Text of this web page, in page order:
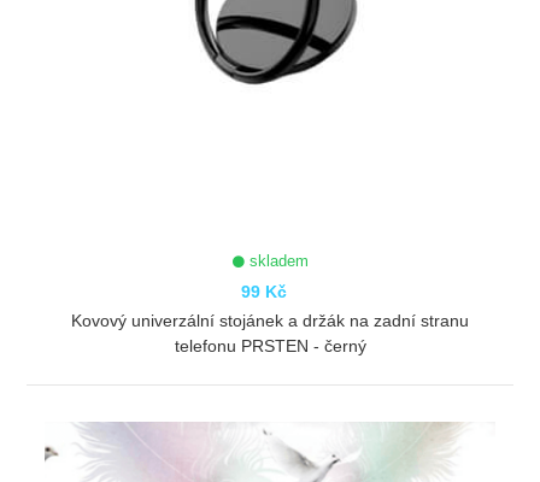
skladem
99 Kč
Kovový univerzální stojánek a držák na zadní stranu
telefonu PRSTEN - černý